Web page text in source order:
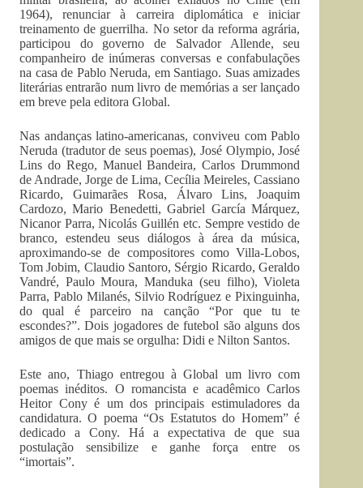
1964), renunciar à carreira diplomática e iniciar
treinamento de guerrilha. No setor da reforma agrária,
participou do governo de Salvador Allende, seu
companheiro de inúmeras conversas e confabulações
na casa de Pablo Neruda, em Santiago. Suas amizades
literárias entrarão num livro de memórias a ser lançado
em breve pela editora Global.
Nas andanças latino-americanas, conviveu com Pablo
Neruda (tradutor de seus poemas), José Olympio, José
Lins do Rego, Manuel Bandeira, Carlos Drummond
de Andrade, Jorge de Lima, Cecília Meireles, Cassiano
Ricardo, Guimarães Rosa, Álvaro Lins, Joaquim
Cardozo, Mario Benedetti, Gabriel García Márquez,
Nicanor Parra, Nicolás Guillén etc. Sempre vestido de
branco, estendeu seus diálogos à área da música,
aproximando-se de compositores como Villa-Lobos,
Tom Jobim, Claudio Santoro, Sérgio Ricardo, Geraldo
Vandré, Paulo Moura, Manduka (seu filho), Violeta
Parra, Pablo Milanés, Silvio Rodríguez e Pixinguinha,
do qual é parceiro na canção “Por que tu te
escondes?”. Dois jogadores de futebol são alguns dos
amigos de que mais se orgulha: Didi e Nilton Santos.
Este ano, Thiago entregou à Global um livro com
poemas inéditos. O romancista e acadêmico Carlos
Heitor Cony é um dos principais estimuladores da
candidatura. O poema “Os Estatutos do Homem” é
dedicado a Cony. Há a expectativa de que sua
postulação sensibilize e ganhe força entre os
“imortais”.